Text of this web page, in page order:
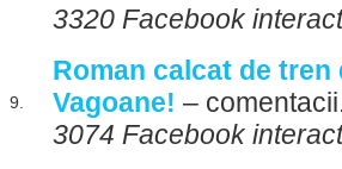
3320 Facebook
9.
Roman calcat de
Vagoane! –
3074 Facebook